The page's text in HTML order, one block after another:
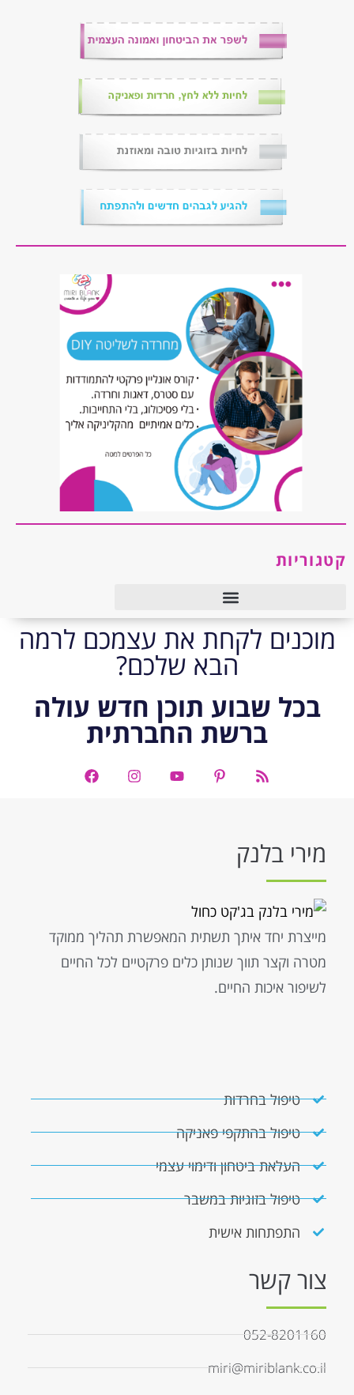
קטגוריות
מוכנים לקחת את עצמכם לרמה
הבא שלכם?
בכל שבוע תוכן חדש עולה
ברשת החברתית
מירי בלנק
מייצרת יחד איתך תשתית המאפשרת תהליך ממוקד
מטרה וקצר תווך שנותן כלים פרקטיים לכל החיים
לשיפור איכות החיים.
טיפול בחרדות
טיפול בהתקפי פאניקה
העלאת ביטחון ודימוי עצמי
טיפול בזוגיות במשבר
התפתחות אישית
צור קשר
052-8201160
miri@miriblank.co.il